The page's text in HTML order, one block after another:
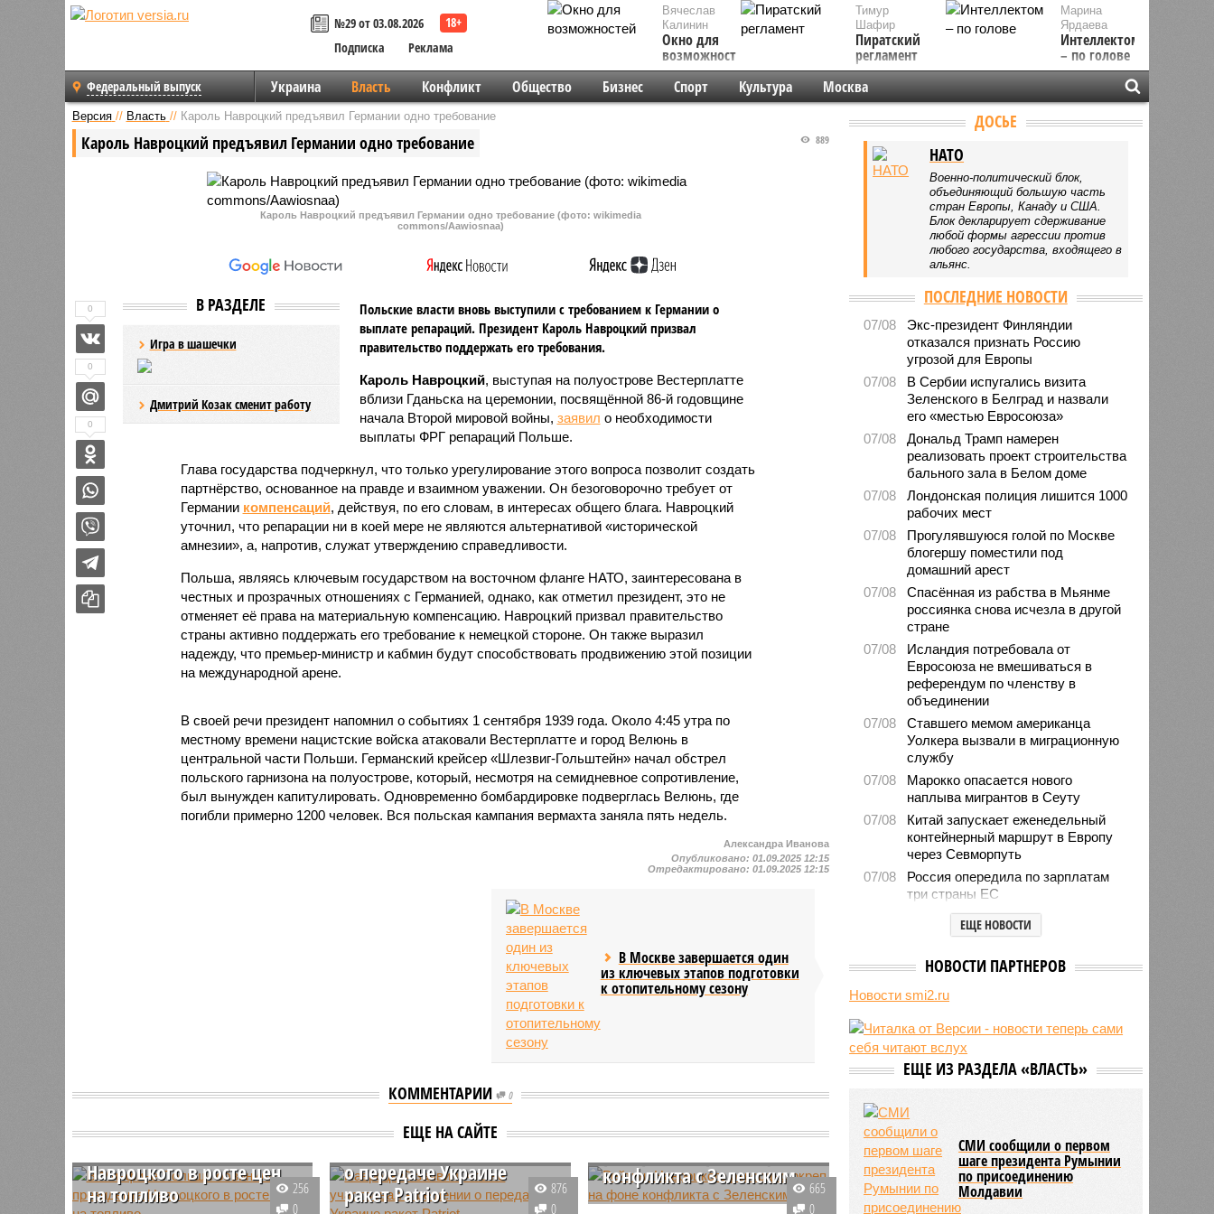
№29 от 03.08.2026
Подписка
Реклама
Вячеслав
Калинин
Окно для
возможностей
Марина
Ярдаева
Интеллектом
– по голове
Тимур
Шафир
Пиратский
регламент
Федеральный выпуск Украина Власть Конфликт Общество Бизнес Спорт Культура Москва
Версия // Власть // Кароль Навроцкий предъявил Германии одно требование
Кароль Навроцкий предъявил Германии одно требование 889
Кароль Навроцкий предъявил Германии одно требование (фото: wikimedia
commons/Aawiosnaa)
В РАЗДЕЛЕ
Игра в шашечки
Дмитрий Козак сменит работу
Польские власти вновь выступили с требованием к Германии о
выплате репараций. Президент Кароль Навроцкий призвал
правительство поддержать его требования.
Кароль Навроцкий, выступая на полуострове Вестерплатте
вблизи Гданьска на церемонии, посвящённой 86-й годовщине
начала Второй мировой войны, заявил о необходимости
выплаты ФРГ репараций Польше.
Глава государства подчеркнул, что только урегулирование этого вопроса позволит создать
партнёрство, основанное на правде и взаимном уважении. Он безоговорочно требует от
Германии компенсаций, действуя, по его словам, в интересах общего блага. Навроцкий
уточнил, что репарации ни в коей мере не являются альтернативой «исторической
амнезии», а, напротив, служат утверждению справедливости.
Польша, являясь ключевым государством на восточном фланге НАТО, заинтересована в
честных и прозрачных отношениях с Германией, однако, как отметил президент, это не
отменяет её права на материальную компенсацию. Навроцкий призвал правительство
страны активно поддержать его требование к немецкой стороне. Он также выразил
надежду, что премьер-министр и кабмин будут способствовать продвижению этой позиции
на международной арене.
В своей речи президент напомнил о событиях 1 сентября 1939 года. Около 4:45 утра по
местному времени нацистские войска атаковали Вестерплатте и город Велюнь в
центральной части Польши. Германский крейсер «Шлезвиг-Гольштейн» начал обстрел
польского гарнизона на полуострове, который, несмотря на семидневное сопротивление,
был вынужден капитулировать. Одновременно бомбардировке подверглась Велюнь, где
погибли примерно 1200 человек. Вся польская кампания вермахта заняла пять недель.
0
0
0
Александра Иванова
Опубликовано:01.09.2025 12:15
Отредактировано:01.09.2025 12:15
В Москве завершается один
из ключевых этапов подготовки
к отопительному сезону
КОММЕНТАРИИ 0
ЕЩЕ НА САЙТЕ
В Минфине Польши
Навроцкого в росте цен
на топливо
256
0
Навроцкий заявил, что
не участвовал в решении
о передаче Украине
ракет Patriot
876
0
Рейтинг Навроцкого
конфликта с Зеленским
Президент Польши Кароль
665
0
ДОСЬЕ
НАТО
Военно-политический блок,
объединяющий большую часть
стран Европы, Канаду и США.
Блок декларирует сдерживание
любой формы агрессии против
любого государства, входящего в
альянс.
ПОСЛЕДНИЕ НОВОСТИ
07/08
Экс-президент Финляндии
отказался признать Россию
угрозой для Европы
07/08
В Сербии испугались визита
Зеленского в Белград и назвали
его «местью Евросоюза»
07/08
Дональд Трамп намерен
реализовать проект строительства
бального зала в Белом доме
07/08
Лондонская полиция лишится 1000
рабочих мест
07/08
Прогулявшуюся голой по Москве
блогершу поместили под
домашний арест
07/08
Спасённая из рабства в Мьянме
россиянка снова исчезла в другой
стране
07/08
Исландия потребовала от
Евросоюза не вмешиваться в
референдум по членству в
объединении
07/08
Ставшего мемом американца
Уолкера вызвали в миграционную
службу
07/08
Марокко опасается нового
наплыва мигрантов в Сеуту
07/08
Китай запускает еженедельный
контейнерный маршрут в Европу
через Севморпуть
07/08
Россия опередила по зарплатам
три страны ЕС
Александр Лукашенко призвал
белорусов скупать пустующие
07/08
Девушка объяснила убийство
трёхмесячного сына
увеличение пенсий детям,
потерявшим родителей
07/08
Финляндия захотела использовать
России
ЕЩЕ НОВОСТИ
НОВОСТИ ПАРТНЕРОВ
Новости smi2.ru
ЕЩЕ ИЗ РАЗДЕЛА «ВЛАСТЬ»
СМИ сообщили о первом
шаге президента Румынии
по присоединению
Молдавии